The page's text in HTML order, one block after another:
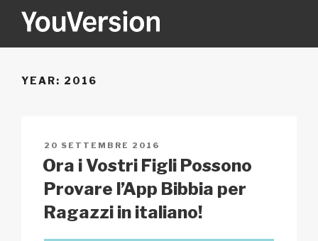
YOUVERSION
YEAR: 2016
PUBBLICATO
IL
20 SETTEMBRE 2016
Ora i Vostri Figli Possono
Provare l’App Bibbia per
Ragazzi in italiano!